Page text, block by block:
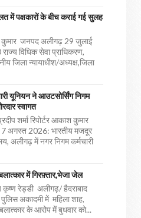
में पक्षकारों के बीच कराई गई सुलह
कुमार जनपद अलीगढ़ 29 जुलाई
विधिक सेवा प्राधिकरण,
जिला न्यायाधीश/अध्यक्ष,जिला
यूनियन ने आउटसोर्सिंग निगम
स्वागत
शर्मा रिपोर्टर आकाश कुमार
अगस्त 2026: भारतीय मजदूर
अलीगढ़ में नगर निगम कर्मचारी
में गिरफ़्तार,भेजा जेल
कृष्ण रेड्डी अलीगढ़/ हैदराबाद
अकादमी में महिला शाह,
के आरोप में बुधवार को...